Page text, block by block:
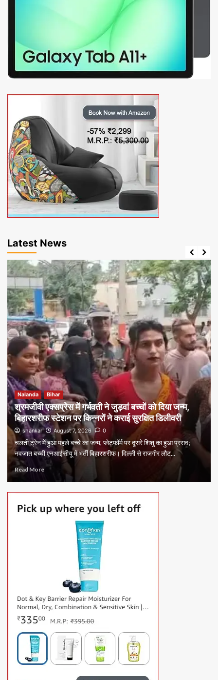
Latest News
Nalanda Bihar
श्रमजीवी एक्सप्रेस में गर्भवती ने जुड़वां बच्चों को दिया जन्म,
बिहारशरीफ स्टेशन पर किन्नरों ने कराई सुरक्षित डिलीवरी
shankar August 7, 2026 0
चलती ट्रेन में हुआ पहले बच्चे का जन्म, प्लेटफॉर्म पर दूसरे शिशु का हुआ प्रसव;
नवजात बच्ची एनआईसीयू में भर्ती बिहारशरीफ। दिल्ली से राजगीर लौट...
Read More